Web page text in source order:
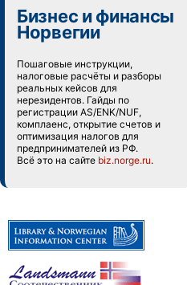
Бизнес и финансы
Норвегии
Пошаговые инструкции,
налоговые расчёты и разборы
реальных кейсов для
нерезидентов. Гайды по
регистрации AS/ENK/NUF,
комплаенс, открытие счетов и
оптимизация налогов для
предпринимателей из РФ.
Всё это на сайте biz.norge.ru.